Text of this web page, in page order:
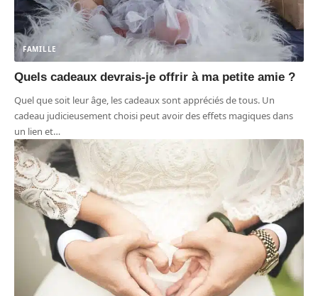
FAMILLE
Quels cadeaux devrais-je offrir à ma petite amie ?
Quel que soit leur âge, les cadeaux sont appréciés de tous. Un
cadeau judicieusement choisi peut avoir des effets magiques dans
un lien et…